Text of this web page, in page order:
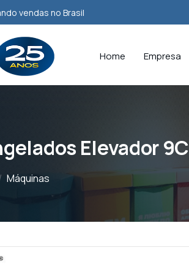
vendas no Brasil
Home Empresa
Elevador 9C
Máquinas